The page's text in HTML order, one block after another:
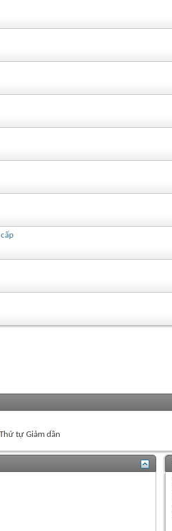
Thứ tự Giảm dần